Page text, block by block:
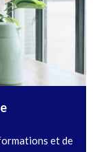
et de